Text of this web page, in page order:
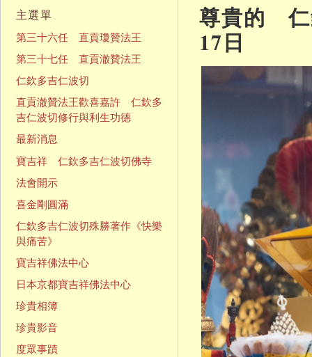
尊貴的 仁
17日
主選單
第三十六任 直貢瓊贊法王
第三十七任 直貢澈贊法王
仁欽多吉仁波切
直貢澈贊法王歡喜嘉許 仁欽多
吉仁波切修行與利生功德
最新消息
寶吉祥 仁欽多吉仁波切佛寺
法會開示
喜金剛圓滿
仁欽多吉仁波切殊勝著作《快樂
與痛苦》
寶吉祥佛法中心
日本京都寶吉祥佛法中心
珍貴相簿
珍貴影音
度眾事蹟